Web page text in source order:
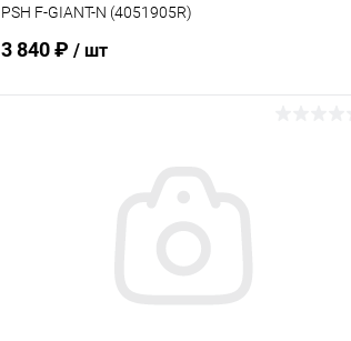
PSH F-GIANT-N (4051905R)
3 840 ₽ / шт